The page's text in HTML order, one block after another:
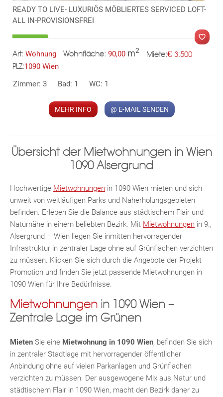
TE
READY TO LIVE- LUXURIÖS MÖBLIERTES SERVICED LOFT-
ALL IN-PROVISIONSFREI
Art: Wohnung Wohnfläche: 90,00 m2 Miete:€ 3.500
PLZ:1090 Wien
Zimmer: 3
Bad: 1 WC: 1
MEHR INFO @ E-MAIL SENDEN
Übersicht der Mietwohnungen in Wien
1090 Alsergrund
Hochwertige Mietwohnungen in 1090 Wien mieten und sich
unweit von weitläufigen Parks und Naherholungsgebieten
befinden. Erleben Sie die Balance aus städtischem Flair und
Naturnähe in einem beliebten Bezirk. Mit Mietwohnungen in 9.,
Alsergrund – Wien liegen Sie inmitten hervorragender
Infrastruktur in zentraler Lage ohne auf Grünflachen verzichten
zu müssen. Klicken Sie sich durch die Angebote der Projekt
Promotion und finden Sie jetzt passende Mietwohnungen in
1090 Wien für Ihre Bedürfnisse.
Mietwohnungen in 1090 Wien –
Zentrale Lage im Grünen
Mieten Sie eine Mietwohnung in 1090 Wien, befinden Sie sich
in zentraler Stadtlage mit hervorragender öffentlicher
Anbindung ohne auf vielen Parkanlagen und Grünflachen
verzichten zu müssen. Der ausgewogene Mix aus Natur und
städtischem Flair in 1090 Wien, macht den Bezirk daher zu